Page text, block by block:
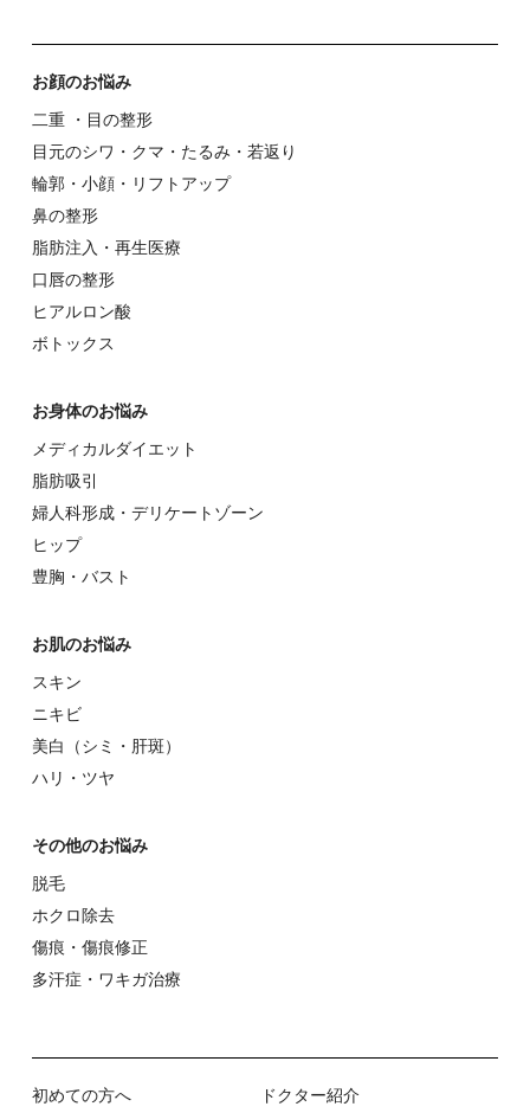
お顔のお悩み
⼆重 ・⽬の整形
⽬元のシワ・クマ・たるみ・若返り
輪郭・⼩顔・リフトアップ
⿐の整形
脂肪注入・再生医療
⼝唇の整形
ヒアルロン酸
ボトックス
お⾝体のお悩み
メディカルダイエット
脂肪吸引
婦⼈科形成・デリケートゾーン
ヒップ
豊胸・バスト
お肌のお悩み
スキン
ニキビ
美⽩（シミ・肝斑）
ハリ・ツヤ
その他のお悩み
脱⽑
ホクロ除去
傷痕・傷痕修正
多汗症・ワキガ治療
初めての⽅へ
ドクター紹介